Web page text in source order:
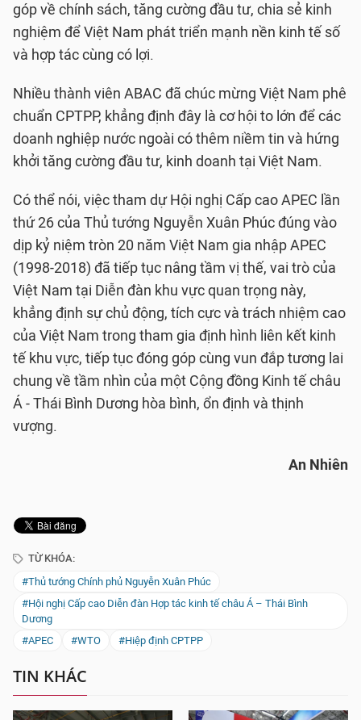
góp về chính sách, tăng cường đầu tư, chia sẻ kinh
nghiệm để Việt Nam phát triển mạnh nền kinh tế số
và hợp tác cùng có lợi.
Nhiều thành viên ABAC đã chúc mừng Việt Nam phê
chuẩn CPTPP, khẳng định đây là cơ hội to lớn để các
doanh nghiệp nước ngoài có thêm niềm tin và hứng
khởi tăng cường đầu tư, kinh doanh tại Việt Nam.
Có thể nói, việc tham dự Hội nghị Cấp cao APEC lần
thứ 26 của Thủ tướng Nguyễn Xuân Phúc đúng vào
dịp kỷ niệm tròn 20 năm Việt Nam gia nhập APEC
(1998-2018) đã tiếp tục nâng tầm vị thế, vai trò của
Việt Nam tại Diễn đàn khu vực quan trọng này,
khẳng định sự chủ động, tích cực và trách nhiệm cao
của Việt Nam trong tham gia định hình liên kết kinh
tế khu vực, tiếp tục đóng góp cùng vun đắp tương lai
chung về tầm nhìn của một Cộng đồng Kinh tế châu
Á - Thái Bình Dương hòa bình, ổn định và thịnh
vượng.
An Nhiên
TỪ KHÓA:
#Thủ tướng Chính phủ Nguyễn Xuân Phúc
#Hội nghị Cấp cao Diễn đàn Hợp tác kinh tế châu Á – Thái Bình
Dương
#APEC
#WTO #Hiệp định CPTPP
TIN KHÁC